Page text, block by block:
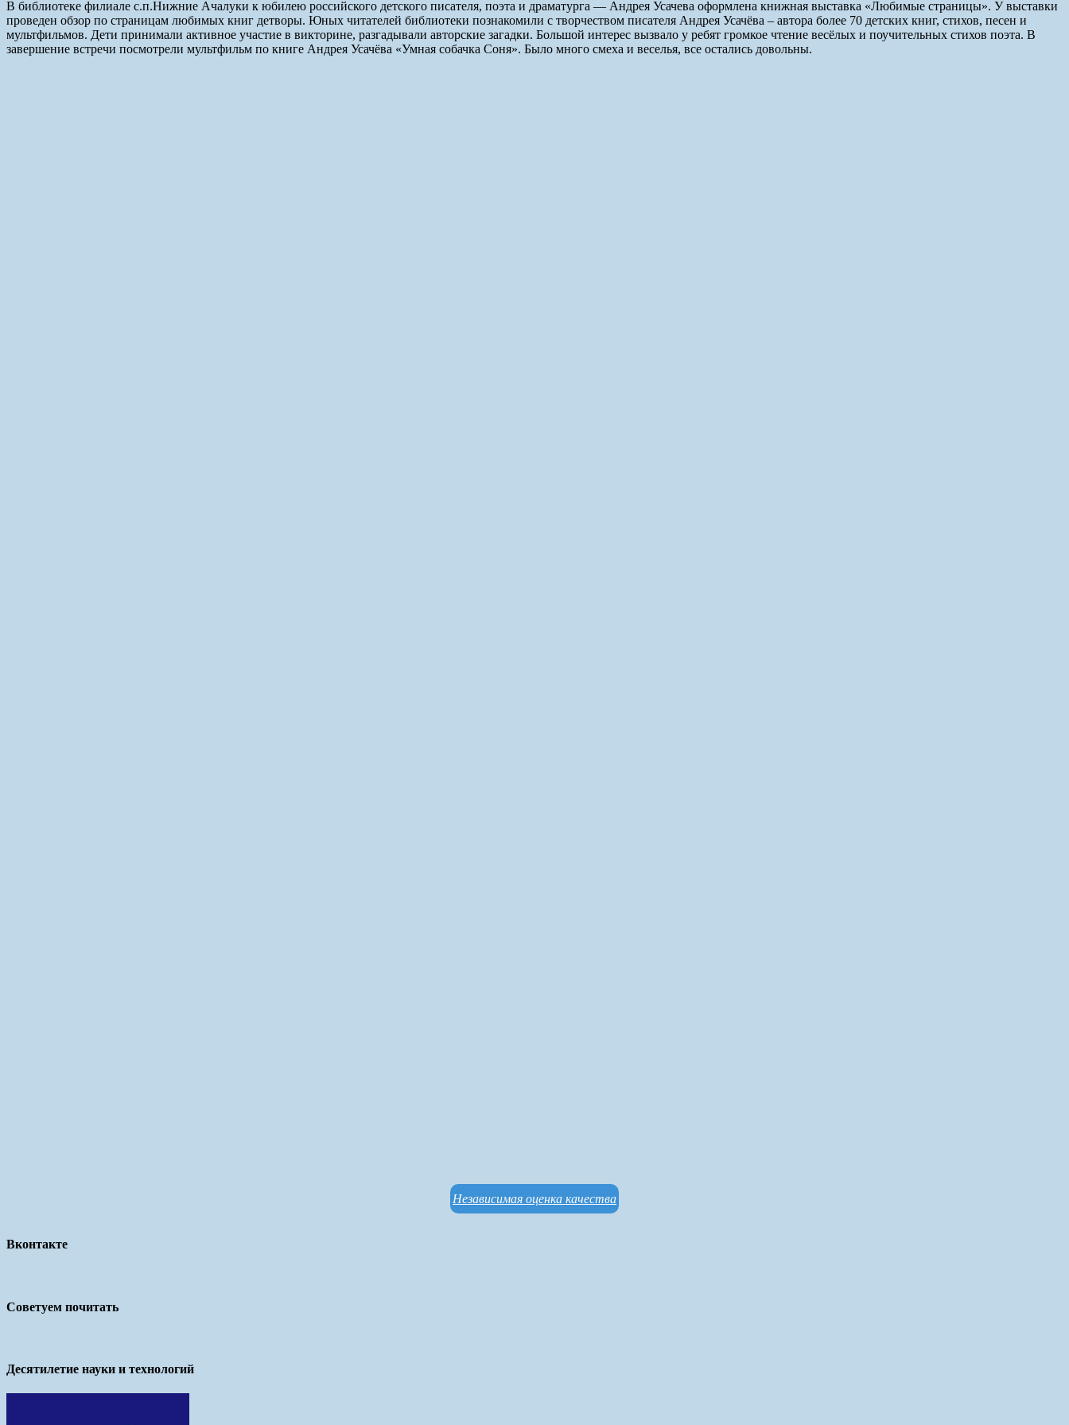
В библиотеке филиале с.п.Нижние Ачалуки к юбилею российского детского писателя, поэта и драматурга — Андрея Усачева оформлена книжная выставка «Любимые страницы». У выставки
проведен обзор по страницам любимых книг детворы. Юных читателей библиотеки познакомили с творчеством писателя Андрея Усачёва – автора более 70 детских книг, стихов, песен и
мультфильмов. Дети принимали активное участие в викторине, разгадывали авторские загадки. Большой интерес вызвало у ребят громкое чтение весёлых и поучительных стихов поэта. В
завершение встречи посмотрели мультфильм по книге Андрея Усачёва «Умная собачка Соня». Было много смеха и веселья, все остались довольны.
Независимая оценка качества
Вконтакте
Советуем почитать
Десятилетие науки и технологий